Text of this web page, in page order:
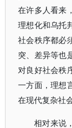
在许多人看来
理想化和乌托
社会秩序都必
突、差异等也
对良好社会秩
一方面，理想
在现代复杂社
相对来说